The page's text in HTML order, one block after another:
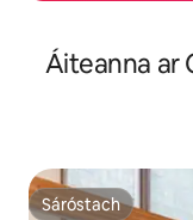
Áiteanna ar
Sáróstach
Sáróstach